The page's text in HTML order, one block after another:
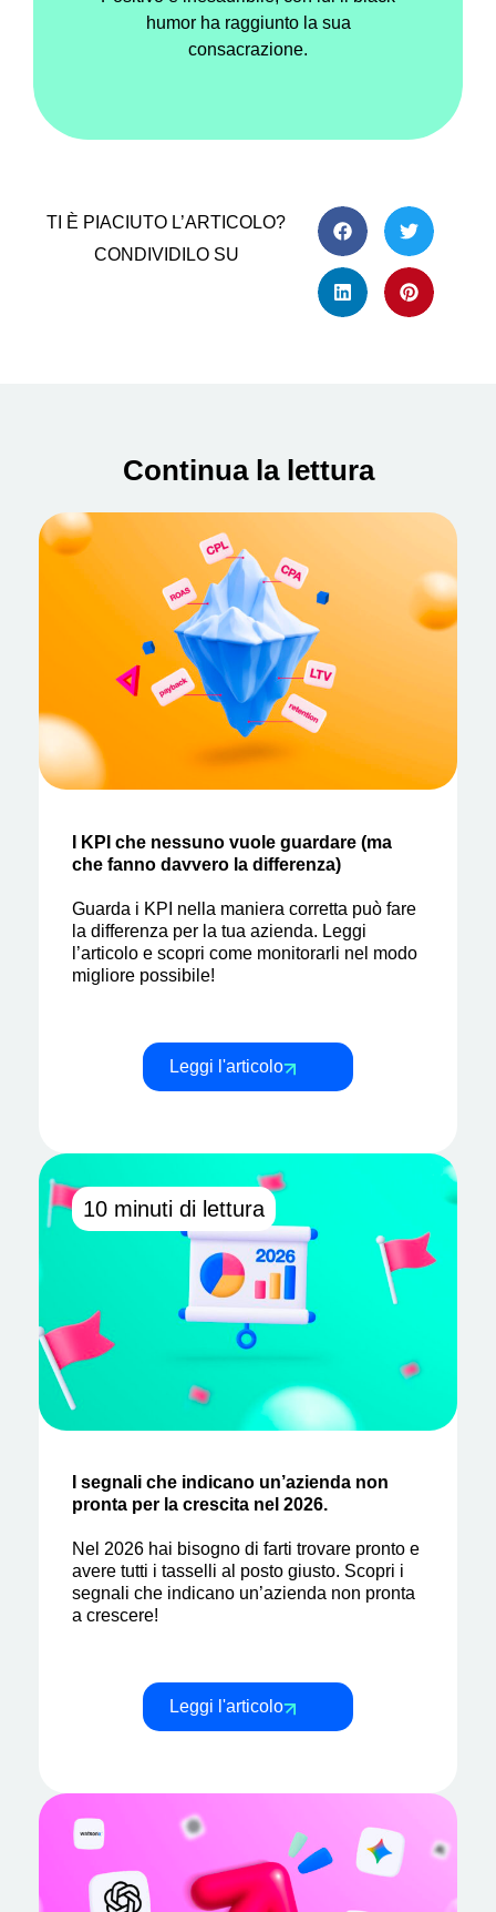
humor ha raggiunto la sua
consacrazione.
TI È PIACIUTO L’ARTICOLO?
CONDIVIDILO SU
Continua la lettura
I KPI che nessuno vuole guardare (ma
che fanno davvero la differenza)
Guarda i KPI nella maniera corretta può fare
la differenza per la tua azienda. Leggi
l’articolo e scopri come monitorarli nel modo
migliore possibile!
Leggi l'articolo
10 minuti di lettura
I segnali che indicano un’azienda non
pronta per la crescita nel 2026.
Nel 2026 hai bisogno di farti trovare pronto e
avere tutti i tasselli al posto giusto. Scopri i
segnali che indicano un’azienda non pronta
a crescere!
Leggi l'articolo